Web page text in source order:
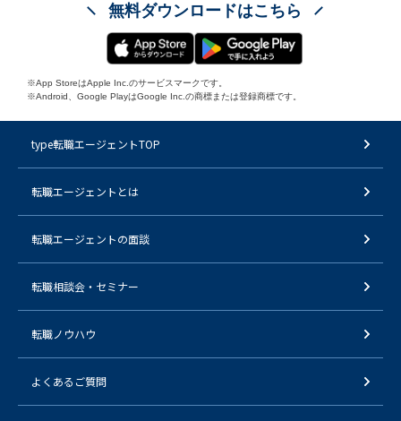
無料ダウンロードはこちら
※App StoreはApple Inc.のサービスマークです。
※Android、Google PlayはGoogle Inc.の商標または登録商標です。
type転職エージェントTOP
転職エージェントとは
転職エージェントの面談
転職相談会・セミナー
転職ノウハウ
よくあるご質問